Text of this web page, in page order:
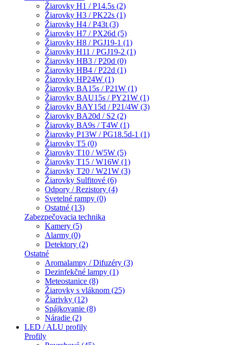
Žiarovky H1 / P14.5s (2)
Žiarovky H3 / PK22s (1)
Žiarovky H4 / P43t (3)
Žiarovky H7 / PX26d (5)
Žiarovky H8 / PGJ19-1 (1)
Žiarovky H11 / PGJ19-2 (1)
Žiarovky HB3 / P20d (0)
Žiarovky HB4 / P22d (1)
Žiarovky HP24W (1)
Žiarovky BA15s / P21W (1)
Žiarovky BAU15s / PY21W (1)
Žiarovky BAY15d / P21/4W (3)
Žiarovky BA20d / S2 (2)
Žiarovky BA9s / T4W (1)
Žiarovky P13W / PG18.5d-1 (1)
Žiarovky T5 (0)
Žiarovky T10 / W5W (5)
Žiarovky T15 / W16W (1)
Žiarovky T20 / W21W (3)
Žiarovky Sulfitové (6)
Odpory / Rezistory (4)
Svetelné rampy (0)
Ostatné (13)
Zabezpečovacia technika
Kamery (5)
Alarmy (0)
Detektory (2)
Ostatné
Aromalampy / Difuzéry (3)
Dezinfekčné lampy (1)
Meteostanice (8)
Žiarovky s vláknom (25)
Žiarivky (12)
Spájkovanie (8)
Náradie (2)
LED / ALU profily
Profily